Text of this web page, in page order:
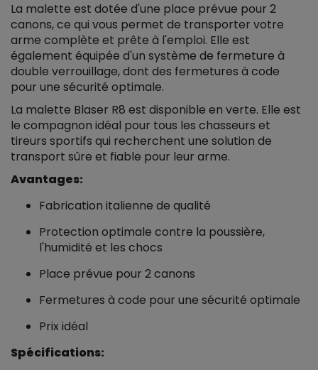
La malette est dotée d'une place prévue pour 2
canons, ce qui vous permet de transporter votre
arme complète et prête à l'emploi. Elle est
également équipée d'un système de fermeture à
double verrouillage, dont des fermetures à code
pour une sécurité optimale.
La malette Blaser R8 est disponible en verte. Elle est
le compagnon idéal pour tous les chasseurs et
tireurs sportifs qui recherchent une solution de
transport sûre et fiable pour leur arme.
Avantages:
Fabrication italienne de qualité
Protection optimale contre la poussière,
l'humidité et les chocs
Place prévue pour 2 canons
Fermetures à code pour une sécurité optimale
Prix idéal
Spécifications: